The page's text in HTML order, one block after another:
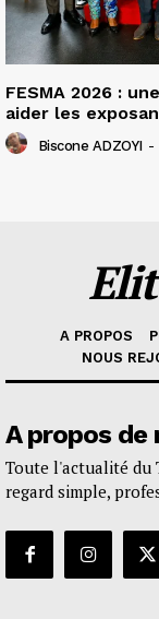
FESMA 2026 :
aider les
Biscone ADZOYI -
A PROPOS
NOUS
A propos de
Toute l'actualité du
regard simple,